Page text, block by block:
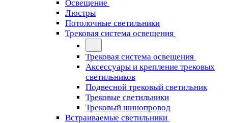
Освещение
Люстры
Потолочные светильники
Трековая система освещения
Трековая система освещения
Аксессуары и крепление трековых
светильников
Подвесной трековый светильник
Трековые светильники
Трековый шинопровод
Встраиваемые светильники